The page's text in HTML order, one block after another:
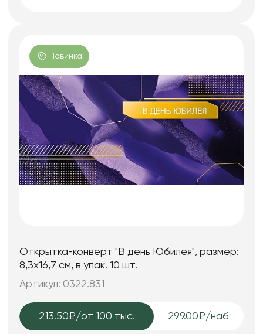
Новинка
Открытка-конверт "В день Юбилея", размер:
8,3х16,7 см, в упак. 10 шт.
Артикул: 0322.831
213.50₽/от 100 тыс. 299.00₽/наб